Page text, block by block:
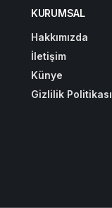
KURUMSAL
Hakkımızda
İletişim
Künye
Gizlilik Politikası